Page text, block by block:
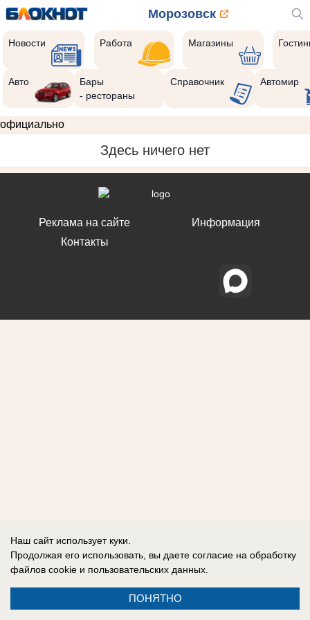
Морозовск
Новости Работа Магазины
Авто
Бары
- рестораны
Справочник Автомир
официально
Здесь ничего нет
Реклама на сайте
Контакты
Информация
Наш сайт использует куки.
Продолжая его использовать, вы даете согласие на обработку
файлов cookie и пользовательских данных.
ПОНЯТНО